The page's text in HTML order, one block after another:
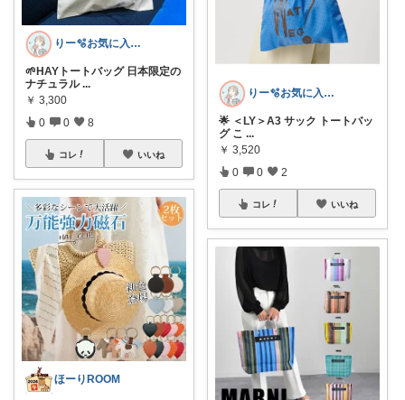
りー🫧お気に入りのある暮らし🧺
🌱HAYトートバッグ 日本限定の
ナチュラル ...
￥ 3,300
0 0 8
コレ いいね
ほーりROOM
りー🫧お気に入りのある暮らし🧺
🌟 ＜LY＞A3 サック トートバッ
グ こ ...
￥ 3,520
0 0 2
コレ いいね